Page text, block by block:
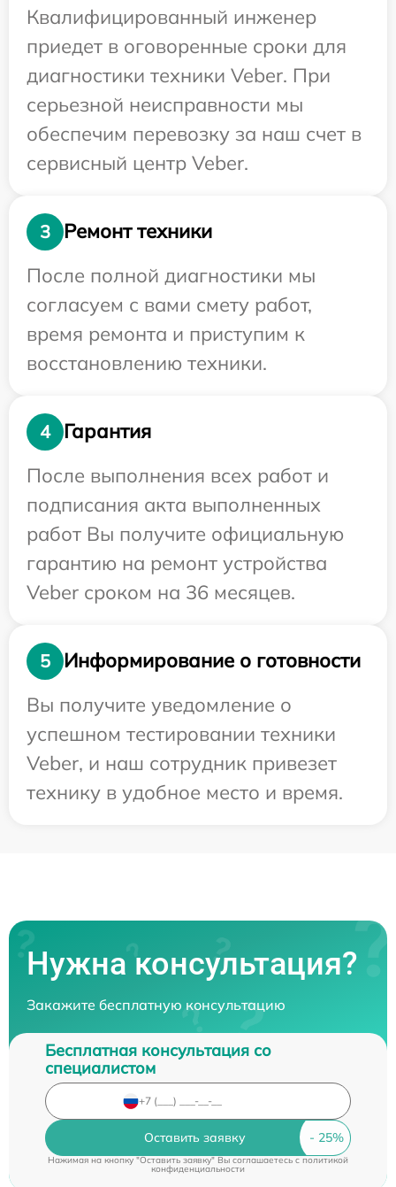
Квалифицированный инженер
приедет в оговоренные сроки для
диагностики техники Veber. При
серьезной неисправности мы
обеспечим перевозку за наш счет в
сервисный центр Veber.
3
Ремонт техники
После полной диагностики мы
согласуем с вами смету работ,
время ремонта и приступим к
восстановлению техники.
4
Гарантия
После выполнения всех работ и
подписания акта выполненных
работ Вы получите официальную
гарантию на ремонт устройства
Veber сроком на 36 месяцев.
5
Информирование о готовности
Вы получите уведомление о
успешном тестировании техники
Veber, и наш сотрудник привезет
технику в удобное место и время.
Нужна консультация?
Закажите бесплатную консультацию
Бесплатная консультация со
специалистом
Оставить заявку
Нажимая на кнопку "Оставить заявку" Вы соглашаетесь cполитикой
конфиденциальности